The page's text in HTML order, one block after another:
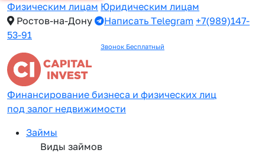
Физическим лицам Юридическим лицам
Ростов-на-Дону
Написать Telegram +7(989)147-
53-91
Звонок Бесплатный
Финансирование бизнеса и физических лиц
под залог недвижимости
Займы
Виды займов